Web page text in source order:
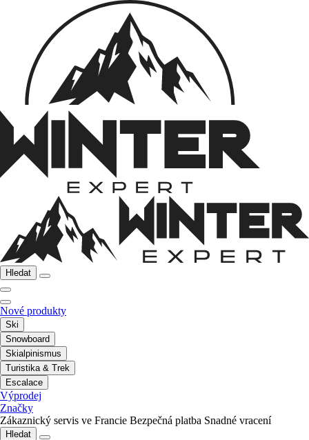
Hledat
Nové produkty
Ski
Snowboard
Skialpinismus
Turistika & Trek
Escalace
Výprodej
Značky
Zákaznický servis ve Francie Bezpečná platba Snadné vracení
Hledat